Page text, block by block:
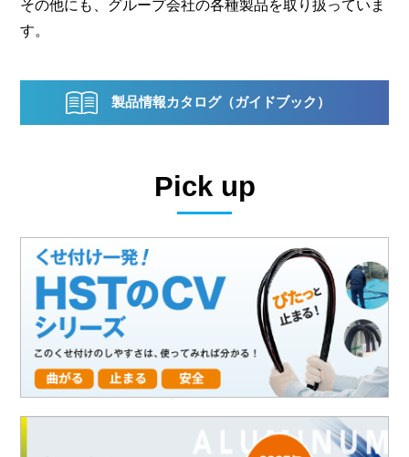
その他にも、グループ会社の各種製品を取り扱っていま
す。
製品情報カタログ（ガイドブック）
Pick up